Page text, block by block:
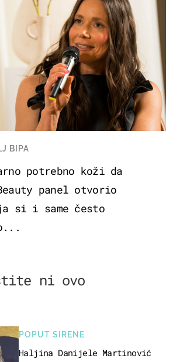
BIPA
potrebno koži da
panel otvorio
si i same često
ni ovo
POPUT SIRENE
Haljina Danijele Martinović